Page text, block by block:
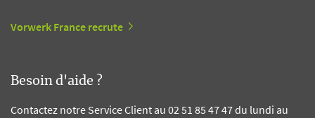
Vorwerk France recrute
Besoin d'aide ?
Contactez notre Service Client au 02 51 85 47 47 du lundi au